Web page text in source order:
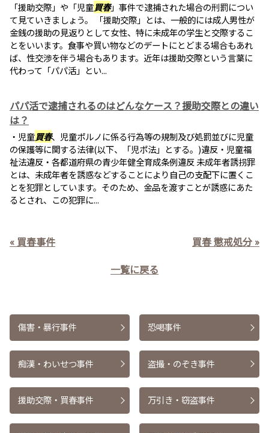
「援助交際」や「児童買春」事件で逮捕された場合の刑罰につい
て見ていきましょう。 「援助交際」とは、一般的には成人男性が
金銭の援助の見返りとして女性、特に未成年の学生と交際するこ
とをいいます。食事や買い物などのデートにとどまる場合もあれ
ば、性交渉を伴う場合もあります。近年は援助交際という言葉に
代わって「パパ活」とい...
パパ活で逮捕されるのはどんなケース？援助交際との違い
は？
・児童買春、児童ポルノに係る行為等の規制及び処罰並びに児童
の保護等に関する法律(以下、「児ポ法」とする。)違反・児童福
祉法違反・各都道府県の青少年健全育成条例違反 未成年者誘拐罪
とは、未成年者を誘惑などすることにより自己の支配下に置くこ
とを犯罪としています。そのため、金品を渡すことが誘惑にあた
るとされ、この犯罪に...
« 買春事件
買春 懲戒処分 »
一覧に戻る
傷害・暴行事件 恐喝事件
痴漢・わいせつ事件 盗撮・のぞき事件
援助交際・買春事件 万引き・窃盗事件